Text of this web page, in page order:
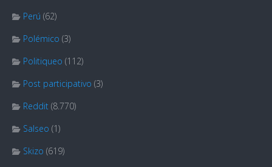
Perú (62)
Polémico (3)
Politiqueo (112)
Post participativo (3)
Reddit (8.770)
Salseo (1)
Skizo (619)